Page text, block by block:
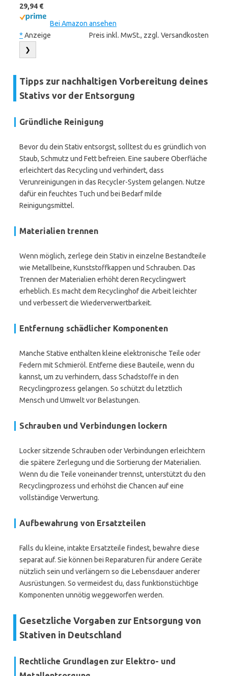
29,94 €
Bei Amazon ansehen
* Anzeige Preis inkl. MwSt., zzgl. Versandkosten
❯
Tipps zur nachhaltigen Vorbereitung deines
Stativs vor der Entsorgung
Gründliche Reinigung
Bevor du dein Stativ entsorgst, solltest du es gründlich von
Staub, Schmutz und Fett befreien. Eine saubere Oberfläche
erleichtert das Recycling und verhindert, dass
Verunreinigungen in das Recycler-System gelangen. Nutze
dafür ein feuchtes Tuch und bei Bedarf milde
Reinigungsmittel.
Materialien trennen
Wenn möglich, zerlege dein Stativ in einzelne Bestandteile
wie Metallbeine, Kunststoffkappen und Schrauben. Das
Trennen der Materialien erhöht deren Recyclingwert
erheblich. Es macht dem Recyclinghof die Arbeit leichter
und verbessert die Wiederverwertbarkeit.
Entfernung schädlicher Komponenten
Manche Stative enthalten kleine elektronische Teile oder
Federn mit Schmieröl. Entferne diese Bauteile, wenn du
kannst, um zu verhindern, dass Schadstoffe in den
Recyclingprozess gelangen. So schützt du letztlich
Mensch und Umwelt vor Belastungen.
Schrauben und Verbindungen lockern
Locker sitzende Schrauben oder Verbindungen erleichtern
die spätere Zerlegung und die Sortierung der Materialien.
Wenn du die Teile voneinander trennst, unterstützt du den
Recyclingprozess und erhöhst die Chancen auf eine
vollständige Verwertung.
Aufbewahrung von Ersatzteilen
Falls du kleine, intakte Ersatzteile findest, bewahre diese
separat auf. Sie können bei Reparaturen für andere Geräte
nützlich sein und verlängern so die Lebensdauer anderer
Ausrüstungen. So vermeidest du, dass funktionstüchtige
Komponenten unnötig weggeworfen werden.
Gesetzliche Vorgaben zur Entsorgung von
Stativen in Deutschland
Rechtliche Grundlagen zur Elektro- und